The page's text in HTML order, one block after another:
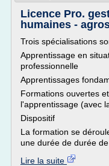
Licence Pro.
humaines -
Trois spécialisations
Apprentissage en
professionnelle
Apprentissages
Formations ouvertes
l'apprentissage (avec
Dispositif
La formation se
une durée de durée de
Lire la suite